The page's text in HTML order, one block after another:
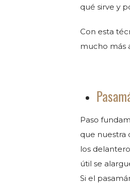
qué sirve y
Con esta
mucho más
Paso
que nuestra
los
útil se
Si el